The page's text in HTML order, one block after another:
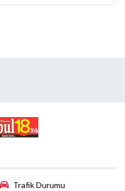
Trafik Durumu